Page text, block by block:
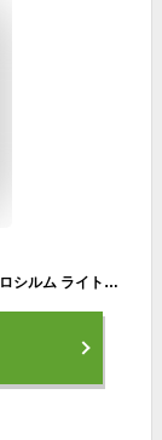
【5日は！枚数限定 最大1,000円OFFクーポン】ユーロシルム ライトトレックウルトラ ブラックリフレクト 19570018011000 傘 折りたたみ傘 トレッキング ハイキング 登山 軽量 注目商品